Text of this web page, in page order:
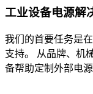
工业设备电源解
我们的首要任务是
支持。 从品牌、机
备帮助定制外部电